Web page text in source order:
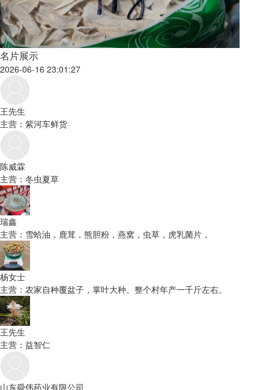
名片展示
2026-06-16 23:01:27
王先生
主营：紫河车鲜货
陈威霖
主营：冬虫夏草
瑞鑫
主营：雪蛤油，鹿茸，熊胆粉，燕窝，虫草，虎乳菌片，
杨女士
主营：农家自种覆盆子，掌叶大种。整个村年产一千斤左右。
王先生
主营：益智仁
山东舜伟药业有限公司